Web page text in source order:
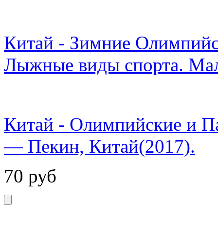
Китай - Зимние
Лыжные виды спорта.
Китай - Олимпийские и
— Пекин, Китай(2017).
70 руб